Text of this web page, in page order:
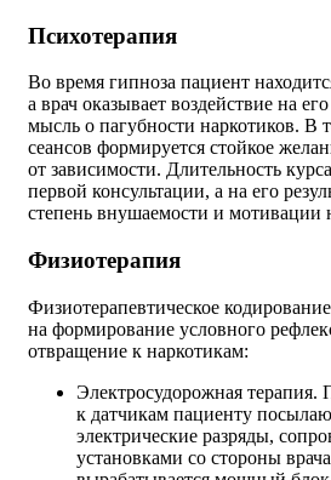
Психотерапия
Во время гипноза пациент
а врач оказывает воздействие на
мысль о пагубности наркотиков. В
сеансов формируется стойкое
от зависимости. Длительность
первой консультации, а на его
степень внушаемости и мотивации
Физиотерапия
Физиотерапевтическое
на формирование условного
отвращение к наркотикам:
Электросудорожная
к датчикам пациенту
электрические разряды,
установками со стороны